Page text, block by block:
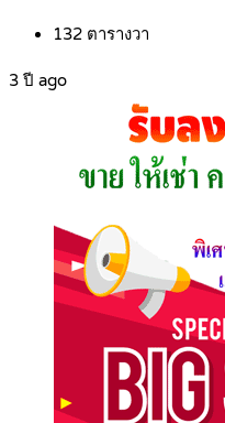
132 ตารางวา
3 ปี ago